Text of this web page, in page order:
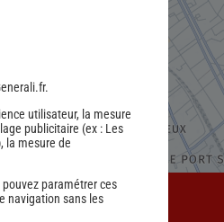
utilisateur, la mesure
publicitaire (ex : Les
la mesure de
paramétrer ces
navigation sans les